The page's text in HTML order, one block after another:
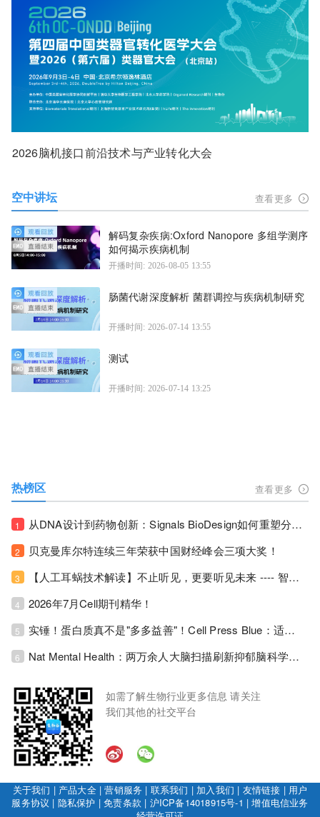
2026脑机接口前沿技术与产业转化大会
空中讲坛 查看更多
解码复杂疾病:Oxford Nanopore 多组学测序
如何揭示疾病机制
开播时间: 2026-08-05 13:55
肠菌代谢深度解析 菌群调控与疾病机制研究
开播时间: 2026-07-14 13:55
测试
开播时间: 2026-07-14 13:25
热榜区 查看更多
1 从DNA设计到药物创新：Signals BioDesign如何重塑分子生物学研发生态！
2 贝克曼库尔特连续三年荣获中国财经峰会三项大奖！
3 【人工耳蜗技术解读】不止听见，更要听见未来 ---- 智能耳蜗，开启人工耳蜗技术新纪元！
4 2026年7月Cell期刊精华！
5 实锤！蛋白质真不是"多多益善"！Cell Press Blue：适度限蛋白，反而拉长健康寿命！
6 Nat Mental Health：两万余人大脑扫描刷新抑郁脑科学认知！抑郁不只是情绪病，视觉、运动脑区同步受损！
如需了解生物行业更多信息 请关注
我们其他的社交平台
关于我们 | 产品大全|营销服务 | 联系我们 | 加入我们 | 友情链接 | 用户
服务协议 | 隐私保护 |免责条款 | 沪ICP备14018915号-1 |增值电信业务